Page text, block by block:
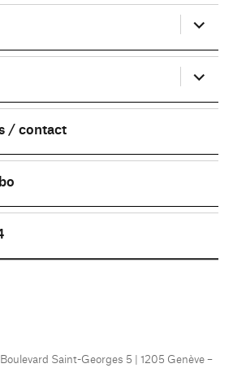
ouvrir
le
sous-
menu
ouvrir
le
sous-
menu
/ contact
Saint-Georges 5 | 1205 Genève –